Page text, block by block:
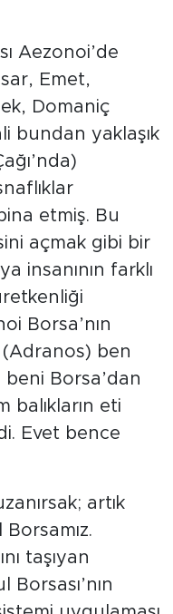
Aezonoi’de
Emet,
Domaniç
bundan yaklaşık
etmiş. Bu
açmak gibi bir
insanının farklı
Borsa’nın
(Adranos) ben
Borsa’dan
balıkların eti
Evet bence
artık
taşıyan
Borsası’nın